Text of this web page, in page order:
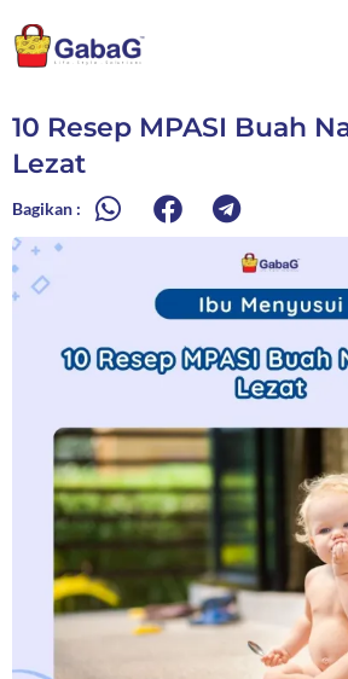
ke
konten
10 Resep MPASI Buah
Lezat
Bagikan :